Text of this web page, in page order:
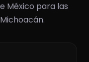
México para las